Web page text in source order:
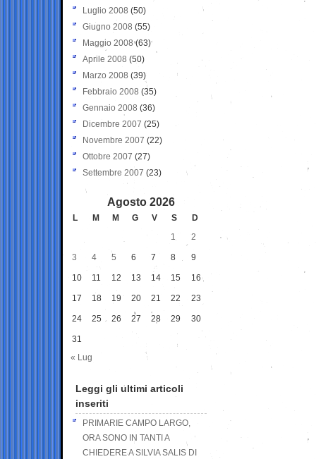
Luglio 2008 (50)
Giugno 2008 (55)
Maggio 2008(63)
Aprile 2008 (50)
Marzo 2008 (39)
Febbraio 2008 (35)
Gennaio 2008 (36)
Dicembre 2007 (25)
Novembre 2007 (22)
Ottobre 2007 (27)
Settembre 2007 (23)
Agosto 2026
L M M G V S
D
1
2
3 4 5 6 7 8 9
10 11 12 13 14 15 16
17 18 19 20 21 22 23
24 25 26 27 28 29 30
31
« Lug
Leggi gli ultimi articoli
inseriti
PRIMARIE CAMPO LARGO,
ORA SONO IN TANTI A
CHIEDERE A SILVIA SALIS DI